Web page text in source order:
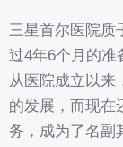
三星首尔医院质
过4年6个月的准
从医院成立以来
的发展，而现在
务，成为了名副